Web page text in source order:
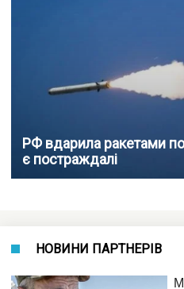
РФ вдарила ракетами
є постраждалі
НОВИНИ ПАРТНЕРІВ